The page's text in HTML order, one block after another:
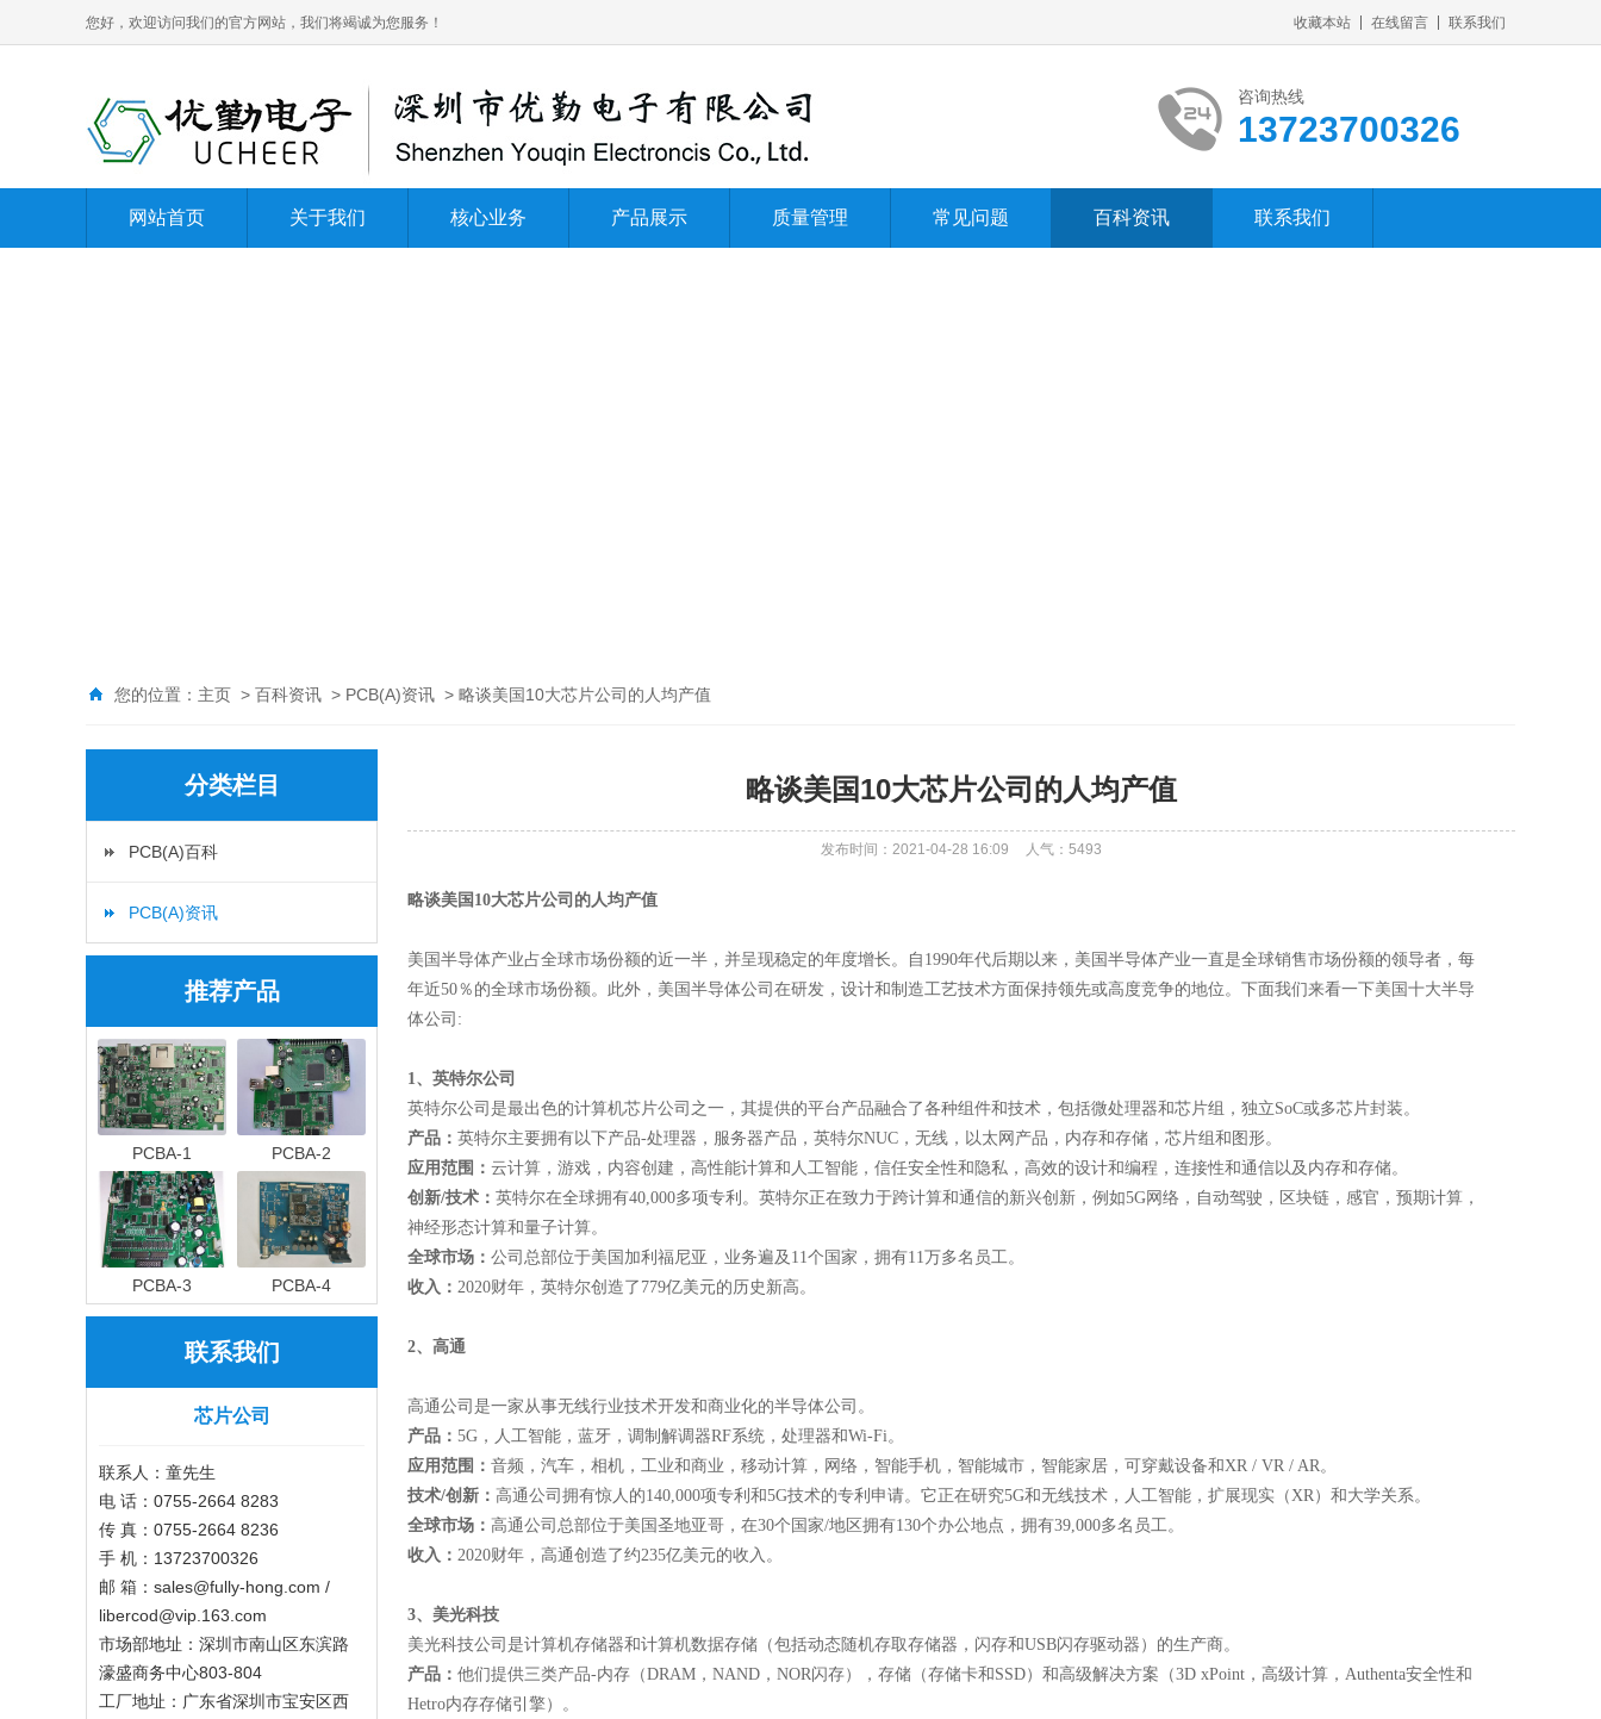
您好，欢迎访问我们的官方网站，我们将竭诚为您服务！ 收藏本站 在线留言 联系我们
咨询热线
13723700326
网站首页 关于我们 核心业务 产品展示 质量管理 常见问题 百科资讯 联系我们
您的位置： 主页 > 百科资讯 > PCB(A)资讯 > 略谈美国10大芯片公司的人均产值
分类栏目
PCB(A)百科
PCB(A)资讯
推荐产品
PCBA-1 PCBA-2
PCBA-3 PCBA-4
联系我们
芯片公司
联系人：童先生
电 话：0755-2664 8283
传 真：0755-2664 8236
手 机：13723700326
邮 箱：sales@fully-hong.com /
libercod@vip.163.com
市场部地址：深圳市南山区东滨路
濠盛商务中心803-804
工厂地址：广东省深圳市宝安区西
略谈美国10大芯片公司的人均产值
发布时间：2021-04-28 16:09 人气： 5493
略谈美国10大芯片公司的人均产值
美国半导体产业占全球市场份额的近一半，并呈现稳定的年度增长。自1990年代后期以来，美国半导体产业一直是全球销售市场份额的领导者，每
年近50％的全球市场份额。此外，美国半导体公司在研发，设计和制造工艺技术方面保持领先或高度竞争的地位。下面我们来看一下美国十大半导
体公司:
1、英特尔公司
英特尔公司是最出色的计算机芯片公司之一，其提供的平台产品融合了各种组件和技术，包括微处理器和芯片组，独立SoC或多芯片封装。
产品： 英特尔主要拥有以下产品-处理器，服务器产品，英特尔NUC，无线，以太网产品，内存和存储，芯片组和图形。
应用范围： 云计算，游戏，内容创建，高性能计算和人工智能，信任安全性和隐私，高效的设计和编程，连接性和通信以及内存和存储。
创新/技术： 英特尔在全球拥有40,000多项专利。英特尔正在致力于跨计算和通信的新兴创新，例如5G网络，自动驾驶，区块链，感官，预期计算，
神经形态计算和量子计算。
全球市场： 公司总部位于美国加利福尼亚，业务遍及11个国家，拥有11万多名员工。
收入： 2020财年，英特尔创造了779亿美元的历史新高。
2、高通
高通公司是一家从事无线行业技术开发和商业化的半导体公司。
产品： 5G，人工智能，蓝牙，调制解调器RF系统，处理器和Wi-Fi。
应用范围： 音频，汽车，相机，工业和商业，移动计算，网络，智能手机，智能城市，智能家居，可穿戴设备和XR / VR / AR。
技术/创新： 高通公司拥有惊人的140,000项专利和5G技术的专利申请。它正在研究5G和无线技术，人工智能，扩展现实（XR）和大学关系。
全球市场： 高通公司总部位于美国圣地亚哥，在30个国家/地区拥有130个办公地点，拥有39,000多名员工。
收入： 2020财年，高通创造了约235亿美元的收入。
3、美光科技
美光科技公司是计算机存储器和计算机数据存储（包括动态随机存取存储器，闪存和USB闪存驱动器）的生产商。
产品： 他们提供三类产品-内存（DRAM，NAND，NOR闪存），存储（存储卡和SSD）和高级解决方案（3D xPoint，高级计算，Authenta安全性和
Hetro内存存储引擎）。